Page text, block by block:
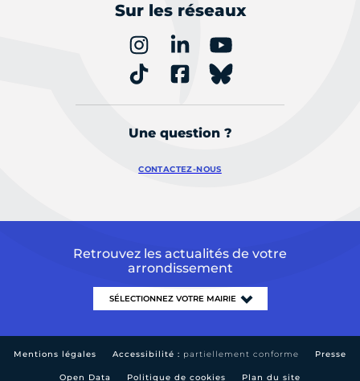
Sur les réseaux
Une question ?
CONTACTEZ-NOUS
Retrouvez les actualités de votre
arrondissement
Mentions légales Accessibilité : partiellement conforme Presse
Open Data Politique de cookies Plan du site